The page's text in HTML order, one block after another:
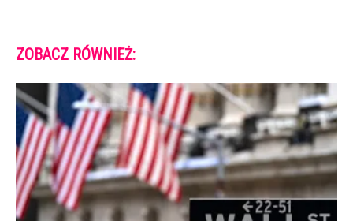
ZOBACZ RÓWNIEŻ: